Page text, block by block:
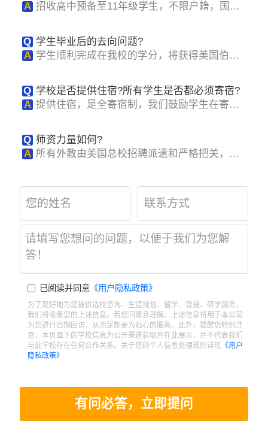
A 招收高中预备至11年级学生，不限户籍，国内
Q 学生毕业后的去向问题?
A 学生顺利完成在我校的学分，将获得美国伯科
Q 学校是否提供住宿?所有学生是否都必须寄宿?
A 提供住宿，是全寄宿制，我们鼓励学生在寄宿
Q 师资力量如何?
A 所有外教由美国总校招聘派遣和严格把关，学
已阅读并同意 《用户隐私政策》
为了更好地为您提供选校咨询、生涯规划、留学、背提、研学服务，
我们将收集您的上述信息。若您同意且理解，上述信息将用于本公司
为您进行后期回访，从而定制更为贴心的服务。此外，提醒您特别注
意，本页面下的学校信息为公开渠道获取并在此展示，并不代表我们
与此学校存在任何合作关系。关于您的个人信息处理规则详见 《用户
隐私政策》
有问必答，立即提问